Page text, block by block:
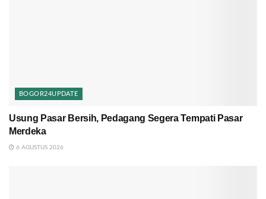
BOGOR24UPDATE
Usung Pasar Bersih, Pedagang Segera Tempati Pasar
Merdeka
6 AGUSTUS 2026